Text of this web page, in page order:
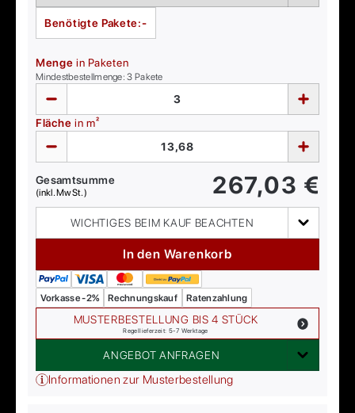
Benötigte Pakete:-
Menge in Paketen
Mindestbestellmenge:3 Pakete
Fläche in m²
Gesamtsumme
(inkl. MwSt.) 267,03 €
WICHTIGES BEIM KAUF BEACHTEN
In den Warenkorb
Vorkasse -2% Rechnungskauf Ratenzahlung
MUSTERBESTELLUNG BIS 4 STÜCK
Regellieferzeit: 5-7 Werktage
ANGEBOT ANFRAGEN
Informationen zur Musterbestellung